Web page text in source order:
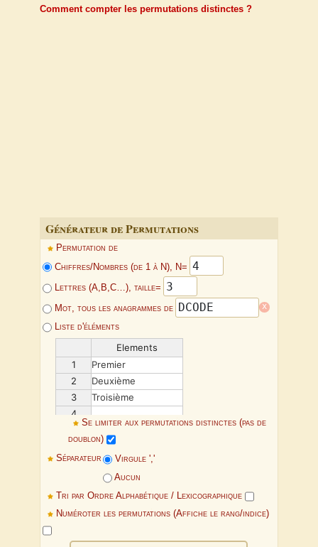
Comment compter les permutations distinctes ?
Générateur de Permutations
Permutation de
Chiffres/Nombres (de 1 à N), N=
Lettres (A,B,C…), taille=
Mot, tous les anagrammes de x
Liste d'éléments
Premier
Deuxième
Troisième
Elements
1
2
3
4
Se limiter aux permutations distinctes (pas de
doublon)
Séparateur
Virgule ','
Aucun
Tri par Ordre Alphabétique / Lexicographique
Numéroter les permutations (Affiche le rang/indice)